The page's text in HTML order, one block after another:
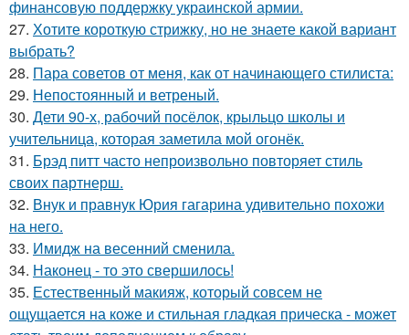
финансовую поддержку украинской армии.
27. Хотите короткую стрижку, но не знаете какой вариант
выбрать?
28. Пара советов от меня, как от начинающего стилиста:
29. Непостоянный и ветреный.
30. Дети 90-х, рабочий посёлок, крыльцо школы и
учительница, которая заметила мой огонёк.
31. Брэд питт часто непроизвольно повторяет стиль
своих партнерш.
32. Внук и правнук Юрия гагарина удивительно похожи
на него.
33. Имидж на весенний сменила.
34. Наконец - то это свершилось!
35. Естественный макияж, который совсем не
ощущается на коже и стильная гладкая прическа - может